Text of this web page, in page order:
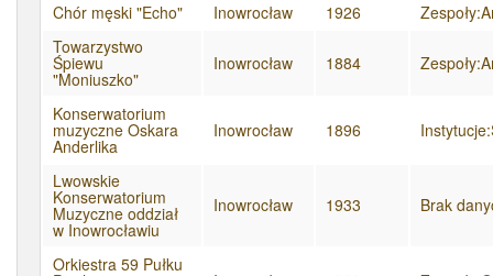
Chór męski "Echo"
Inowrocław 1926
Towarzystwo
Śpiewu
"Moniuszko"
Inowrocław 1884
Konserwatorium
muzyczne Oskara
Anderlika
Inowrocław 1896
Lwowskie
Konserwatorium
Muzyczne oddział
w Inowrocławiu
Inowrocław 1933 Brak
Orkiestra 59 Pułku